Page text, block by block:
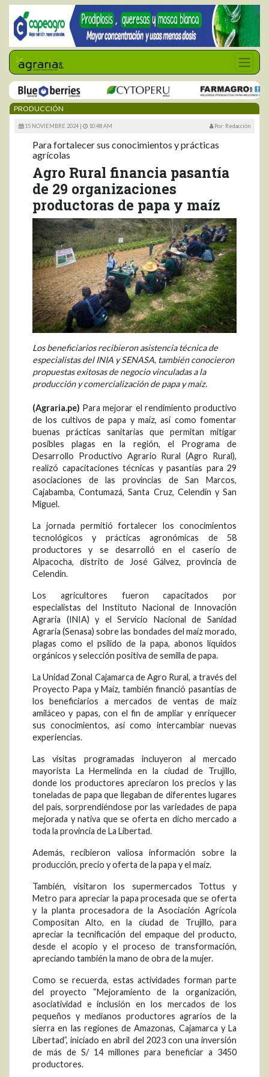
PRODUCCIÓN
15 NOVIEMBRE 2024 | 10:48 AM Por: Redacción
Para fortalecer sus conocimientos y prácticas
agrícolas
Agro Rural financia pasantía
de 29 organizaciones
productoras de papa y maíz
Los beneficiarios recibieron asistencia técnica de
especialistas del INIA y SENASA, también conocieron
propuestas exitosas de negocio vinculadas a la
producción y comercialización de papa y maíz.
(Agraria.pe) Para mejorar el rendimiento productivo
de los cultivos de papa y maíz, así como fomentar
buenas prácticas sanitarias que permitan mitigar
posibles plagas en la región, el Programa de
Desarrollo Productivo Agrario Rural (Agro Rural),
realizó capacitaciones técnicas y pasantías para 29
asociaciones de las provincias de San Marcos,
Cajabamba, Contumazá, Santa Cruz, Celendín y San
Miguel.
La jornada permitió fortalecer los conocimientos
tecnológicos y prácticas agronómicas de 58
productores y se desarrolló en el caserío de
Alpacocha, distrito de José Gálvez, provincia de
Celendín.
Los agricultores fueron capacitados por
especialistas del Instituto Nacional de Innovación
Agraria (INIA) y el Servicio Nacional de Sanidad
Agraria (Senasa) sobre las bondades del maíz morado,
plagas como el psilido de la papa, abonos líquidos
orgánicos y selección positiva de semilla de papa.
La Unidad Zonal Cajamarca de Agro Rural, a través del
Proyecto Papa y Maíz, también financió pasantías de
los beneficiarios a mercados de ventas de maíz
amiláceo y papas, con el fin de ampliar y enriquecer
sus conocimientos, así como intercambiar nuevas
experiencias.
Las visitas programadas incluyeron al mercado
mayorista La Hermelinda en la ciudad de Trujillo,
donde los productores apreciaron los precios y las
toneladas de papa que llegaban de diferentes lugares
del país, sorprendiéndose por las variedades de papa
mejorada y nativa que se oferta en dicho mercado a
toda la provincia de La Libertad.
Además, recibieron valiosa información sobre la
producción, precio y oferta de la papa y el maíz.
También, visitaron los supermercados Tottus y
Metro para apreciar la papa procesada que se oferta
y la planta procesadora de la Asociación Agrícola
Compositan Alto, en la ciudad de Trujillo, para
apreciar la tecnificación del empaque del producto,
desde el acopio y el proceso de transformación,
apreciando también la mano de obra de la mujer.
Como se recuerda, estas actividades forman parte
del proyecto “Mejoramiento de la organización,
asociatividad e inclusión en los mercados de los
pequeños y medianos productores agrarios de la
sierra en las regiones de Amazonas, Cajamarca y La
Libertad”, iniciado en abril del 2023 con una inversión
de más de S/ 14 millones para beneficiar a 3450
productores.